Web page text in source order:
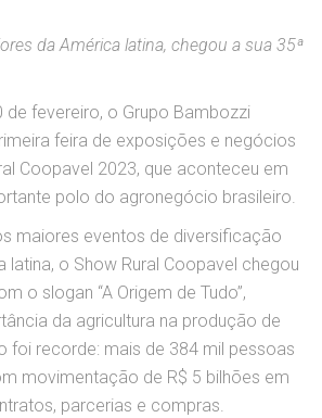
da América latina, chegou a sua 35ª
de fevereiro, o Grupo Bambozzi
feira de exposições e negócios
Coopavel 2023, que aconteceu em
polo do agronegócio brasileiro.
maiores eventos de diversificação
latina, o Show Rural Coopavel chegou
o slogan “A Origem de Tudo”,
da agricultura na produção de
foi recorde: mais de 384 mil pessoas
movimentação de R$ 5 bilhões em
parcerias e compras.